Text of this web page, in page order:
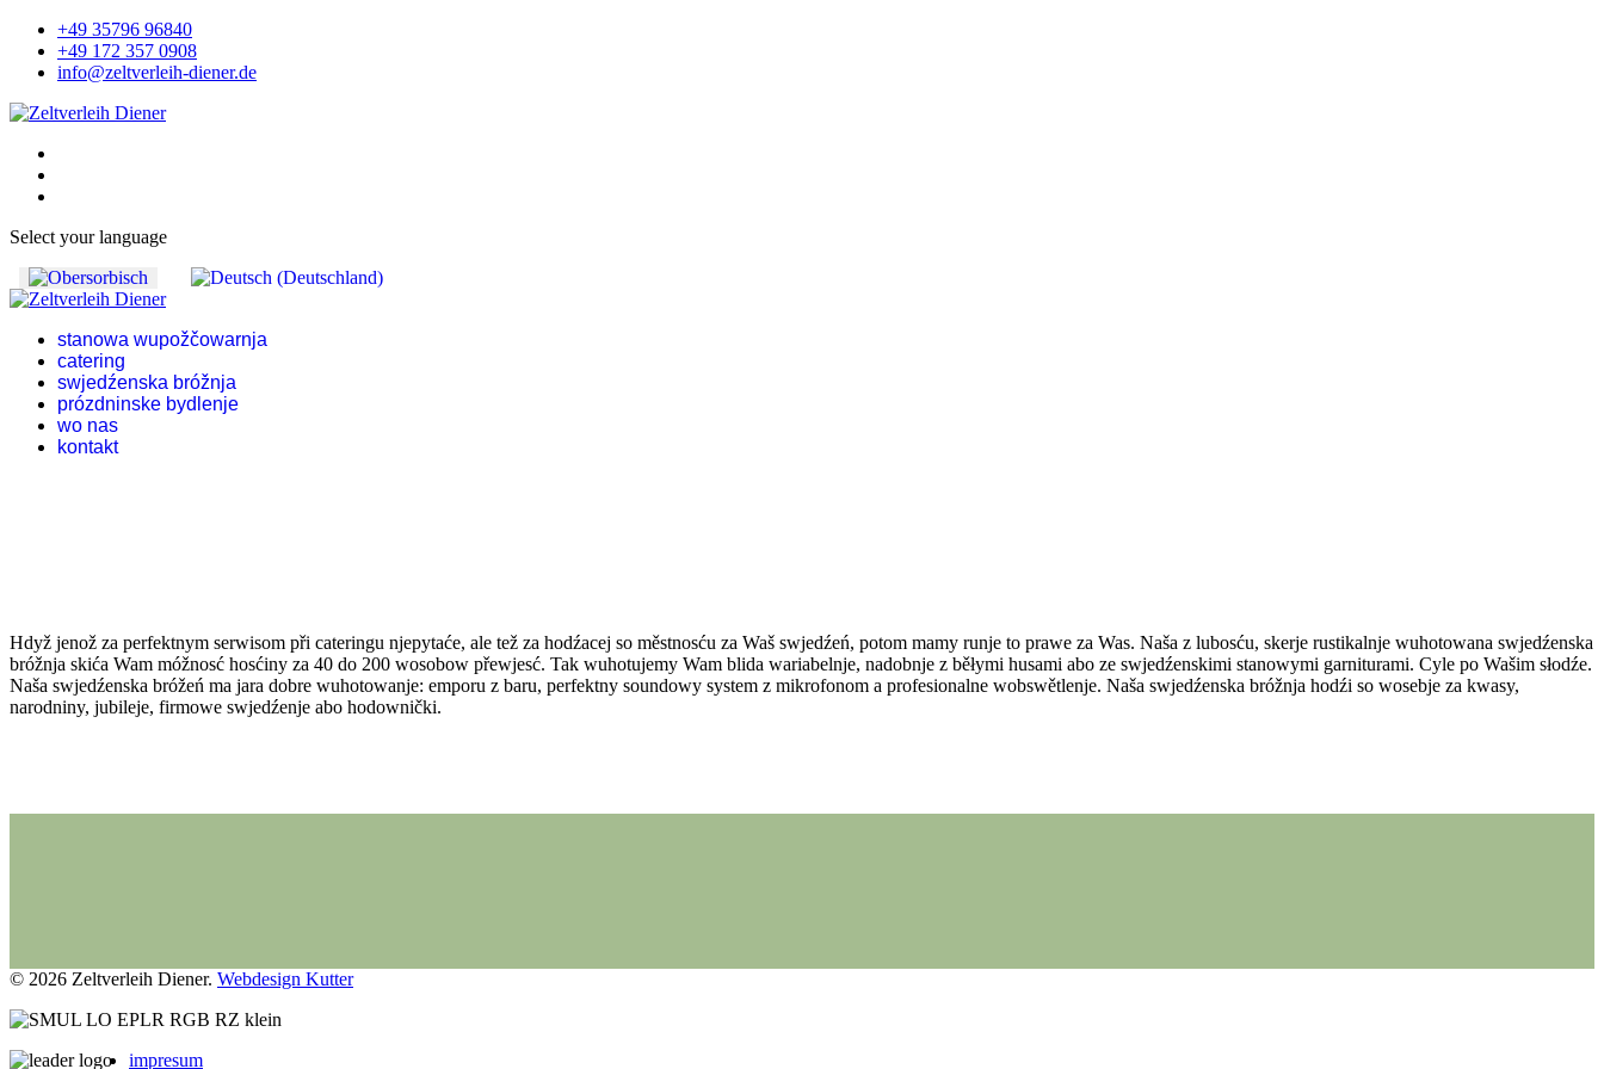
+49 35796 96840
+49 172 357 0908
info@zeltverleih-diener.de
Select your language
stanowa wupožčowarnja
catering
swjedźenska bróžnja
prózdninske bydlenje
wo nas
kontakt
Hdyž jenož za perfektnym serwisom při cateringu njepytaće, ale tež za hodźacej so městnosću za Waš swjedźeń, potom mamy runje to prawe za Was. Naša z lubosću, skerje rustikalnje wuhotowana swjedźenska
bróžnja skića Wam móžnosć hosćiny za 40 do 200 wosobow přewjesć. Tak wuhotujemy Wam blida wariabelnje, nadobnje z běłymi husami abo ze swjedźenskimi stanowymi garniturami. Cyle po Wašim słodźe.
Naša swjedźenska bróžeń ma jara dobre wuhotowanje: emporu z baru, perfektny soundowy system z mikrofonom a profesionalne wobswětlenje. Naša swjedźenska bróžnja hodźi so wosebje za kwasy,
narodniny, jubileje, firmowe swjedźenje abo hodownički.
© 2026 Zeltverleih Diener. Webdesign Kutter
impresum